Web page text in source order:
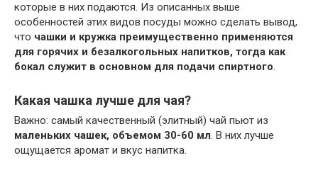
которые в них подаются. Из описанных выше
особенностей этих видов посуды можно сделать вывод,
что чашки и кружка преимущественно применяются
для горячих и безалкогольных напитков, тогда как
бокал служит в основном для подачи спиртного.
Какая чашка лучше для чая?
Важно: самый качественный (элитный) чай пьют из
маленьких чашек, объемом 30-60 мл. В них лучше
ощущается аромат и вкус напитка.